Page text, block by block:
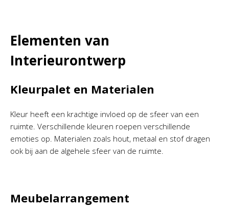
Elementen van
Interieurontwerp
Kleurpalet en Materialen
Kleur heeft een krachtige invloed op de sfeer van een
ruimte. Verschillende kleuren roepen verschillende
emoties op. Materialen zoals hout, metaal en stof dragen
ook bij aan de algehele sfeer van de ruimte.
Meubelarrangement